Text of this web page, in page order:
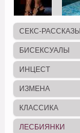
СЕКС-РАССКАЗЫ
БИСЕКСУАЛЫ
ИНЦЕСТ
ИЗМЕНА
КЛАССИКА
ЛЕСБИЯНКИ